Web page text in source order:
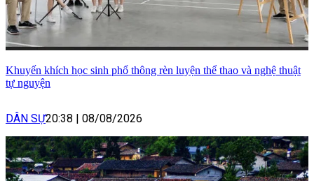
Khuyến khích học sinh phổ thông rèn luyện thể thao và nghệ thuật
tự nguyện
DÂN SỰ20:38 08/08/2026